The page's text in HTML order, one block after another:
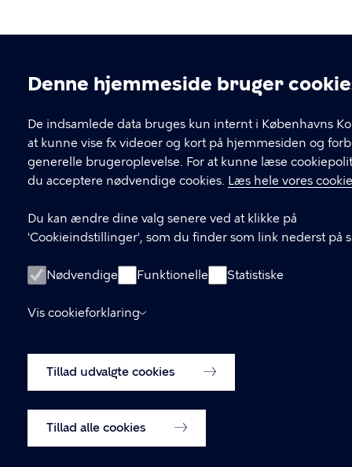
Cookieindstillinger
Denne hjemmeside bruger
De indsamlede data bruges kun internt i Københavns
at kunne vise fx videoer og kort på hjemmesiden og
generelle brugeroplevelse. For at kunne læse
du acceptere nødvendige cookies. Læs hele vores
Du kan ændre dine valg senere ved at klikke på
'Cookieindstillinger', som du finder som link nederst på
Nødvendige Funktionelle Statistiske
Vis cookieforklaring
Tillad udvalgte cookies
Tillad alle cookies